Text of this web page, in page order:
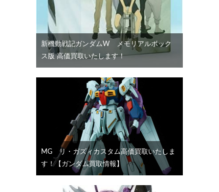
新機動戦記ガンダムW メモリアルボック
ス版 高価買取いたします！
MG リ・ガズィカスタム高価買取いたしま
す！【ガンダム買取情報】